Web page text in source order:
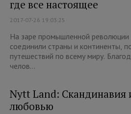
где все настоящее
2017-07-26 19:03:25
На заре промышленной
соединили страны и континенты,
путешествий по всему миру.
челов...
Nytt Land: Скандинавия
любовью